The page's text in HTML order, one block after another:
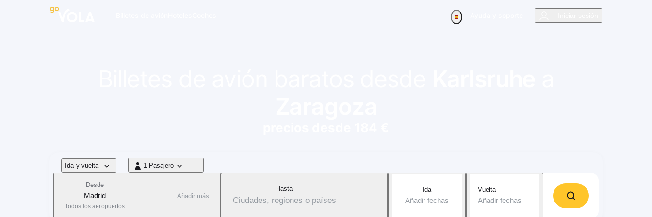
Tipo de vuelo
Ida y vuelta 1 Pasajero
1 Pasajero
Desde
Madrid
Todos los aeropuertos
Añadir más
Hasta
Ciudades, regiones o países
Ida
Añadir fechas
Vuelta
Añadir fechas